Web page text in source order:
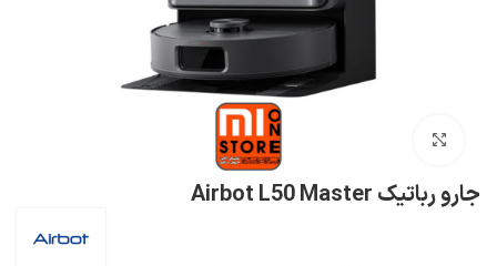
جارو رباتیک Airbot L50 Master